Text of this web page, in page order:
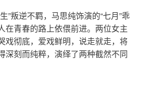
”叛逆不羁，马思纯饰演的“七月”乖
在青春的路上依偎前进。两位女主
戏彻底，爱戏鲜明，说走就走，将
深刻而纯粹，演绎了两种截然不同